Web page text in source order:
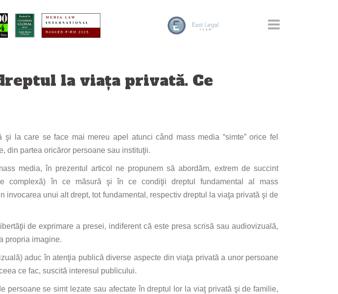
la viața privată. Ce
şi la care se face mai mereu apel atuncicând mass media “simte” orice fel
din partea oricăror persoane sau instituţii.
media, în prezentul articol ne propunem să abordăm, extrem de succint
complexă) în ce măsură şi în ce condiţii dreptul fundamentalal
mass
invocarea unuialtdrept,totfundamental, respectiv dreptul la viaţa privată şi de
libertăţii de exprimare a presei, indiferentcă este presa scrisă sau audiovizuală,
propria imagine.
) aduc în atenţia publică diverse aspecte din viaţa privată a unor persoane
ce fac, suscită interesul publicului.
persoanese simtlezate sau afectate în dreptul lor la viaţ privată şi de familie,